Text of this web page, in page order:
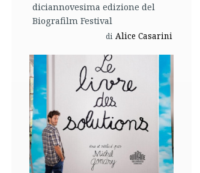
diciannovesima edizione del
Biografilm Festival
di Alice Casarini